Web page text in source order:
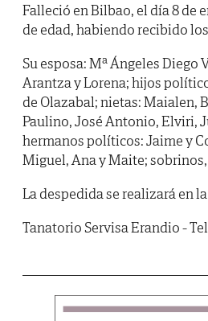
Falleció en Bilbao, el día 8 de
de edad, habiendo recibido los
Su esposa: Mª Ángeles
Arantza y Lorena; hijos
de Olazabal; nietas: Maialen,
Paulino, José Antonio, Elviri,
hermanos políticos: Jaime y
Miguel, Ana y Maite;
La despedida se realizará en
Tanatorio Servisa Erandio -